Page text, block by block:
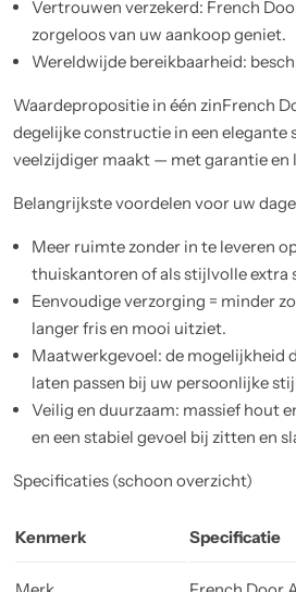
Vertrouwen verzekerd: French
zorgeloos van uw aankoop geniet.
Wereldwijde bereikbaarheid:
Waardepropositie in één zinFrench
degelijke constructie in een
veelzijdiger maakt — met garantie en
Belangrijkste voordelen voor uw
Meer ruimte zonder in te leveren
thuiskantoren of als stijlvolle extra
Eenvoudige verzorging = minder
langer fris en mooi uitziet.
Maatwerkgevoel: de mogelijkheid
laten passen bij uw persoonlijke
Veilig en duurzaam: massief hout
en een stabiel gevoel bij zitten en
Specificaties (schoon overzicht)
Kenmerk Specificatie